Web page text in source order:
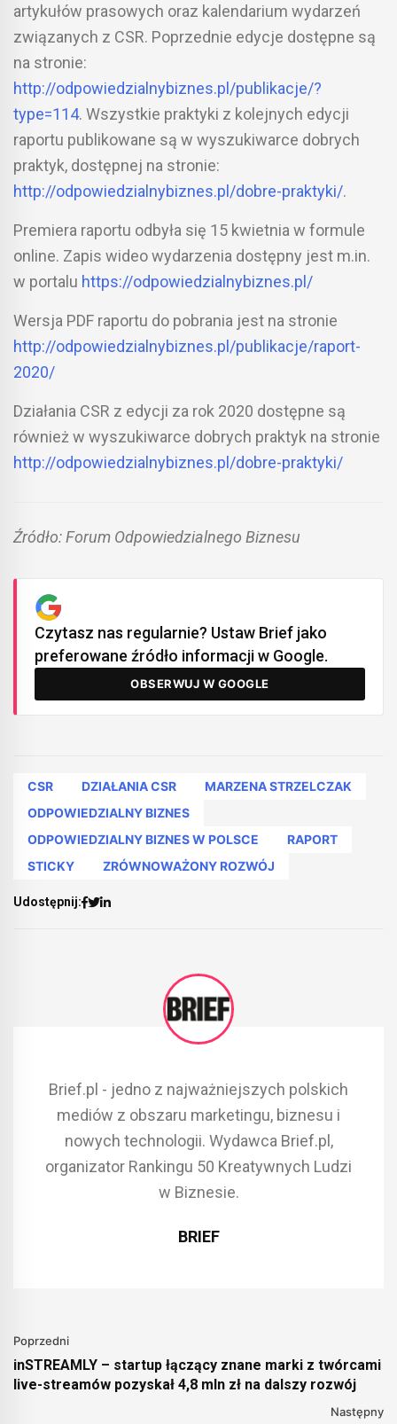
artykułów prasowych oraz kalendarium wydarzeń
związanych z CSR. Poprzednie edycje dostępne są
na stronie:
http://odpowiedzialnybiznes.pl/publikacje/?
type=114. Wszystkie praktyki z kolejnych edycji
raportu publikowane są w wyszukiwarce dobrych
praktyk, dostępnej na stronie:
http://odpowiedzialnybiznes.pl/dobre-praktyki/.
Premiera raportu odbyła się 15 kwietnia w formule
online. Zapis wideo wydarzenia dostępny jest m.in.
w portalu https://odpowiedzialnybiznes.pl/
Wersja PDF raportu do pobrania jest na stronie
http://odpowiedzialnybiznes.pl/publikacje/raport-
2020/
Działania CSR z edycji za rok 2020 dostępne są
również w wyszukiwarce dobrych praktyk na stronie
http://odpowiedzialnybiznes.pl/dobre-praktyki/
Źródło: Forum Odpowiedzialnego Biznesu
Czytasz nas regularnie? Ustaw Brief jako
preferowane źródło informacji w Google.
OBSERWUJ W GOOGLE
CSR DZIAŁANIA CSR
MARZENA STRZELCZAK
ODPOWIEDZIALNY BIZNES
ODPOWIEDZIALNY BIZNES W POLSCE
RAPORT
STICKY
ZRÓWNOWAŻONY ROZWÓJ
Udostępnij:
Brief.pl - jedno z najważniejszych polskich
mediów z obszaru marketingu, biznesu i
nowych technologii. Wydawca Brief.pl,
organizator Rankingu 50 Kreatywnych Ludzi
w Biznesie.
BRIEF
Poprzedni
inSTREAMLY – startup łączący znane marki z twórcami
live-streamów pozyskał 4,8 mln zł na dalszy rozwój
Następny